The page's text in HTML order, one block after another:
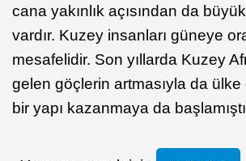
cana yakınlık açısından da
vardır. Kuzey insanları güneye
mesafelidir. Son yıllarda Kuzey
gelen göçlerin artmasıyla da
bir yapı kazanmaya da